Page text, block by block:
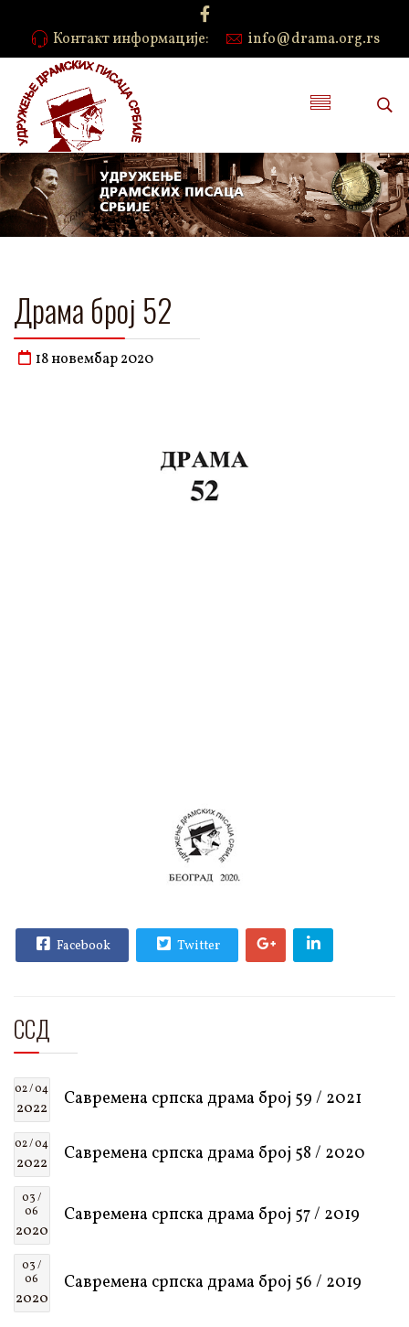
Контакт информације: info@drama.org.rs
Драма број 52
18 новембар 2020
Facebook Twitter
ССД
02 / 04
2022 Савремена српска драма број 59 / 2021
02 / 04
2022 Савремена српска драма број 58 / 2020
03 /
06
2020
Савремена српска драма број 57 / 2019
03 /
06
2020
Савремена српска драма број 56 / 2019